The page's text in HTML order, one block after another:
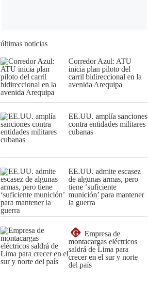
últimas noticias
Corredor Azul: ATU
inicia plan piloto del
carril bidireccional en la
avenida Arequipa
EE.UU. amplía sanciones
contra entidades militares
cubanas
EE.UU. admite escasez
de algunas armas, pero
tiene ‘suficiente
munición’ para mantener
la guerra
G
Empresa de
montacargas eléctricos
saldrá de Lima para
crecer en el sur y norte
del país